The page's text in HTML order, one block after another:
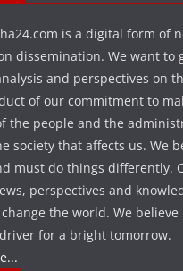
is a digital form of
dissemination. We want to
and perspectives on
of our commitment to
the people and the
society that affects us. We
must do things differently.
perspectives and
the world. We
for a bright tomorrow.